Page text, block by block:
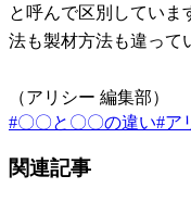
と呼んで区別していま
法も製材方法も違って
（アリシー 編集部）
#〇〇と〇〇の違い#ア
関連記事